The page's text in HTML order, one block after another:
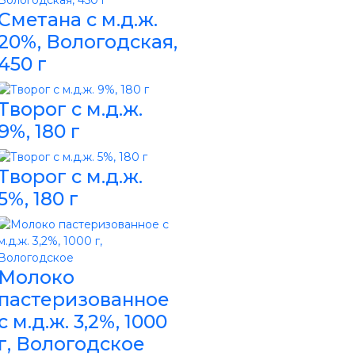
с м.д.ж.
Вологодская,
г
с м.д.ж.
180 г
с м.д.ж.
180 г
м.д.ж. 3,2%, 1000
Вологодское